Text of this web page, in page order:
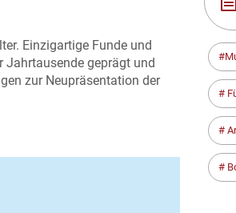
Einzigartige Funde und
Jahrtausende geprägt und
zur Neupräsentation der